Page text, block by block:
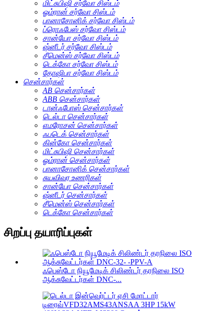
மிட்சுபிஷி சர்வோ சிஸ்டம்
ஓம்ரான் சர்வோ சிஸ்டம்
பானாசோனிக் சர்வோ சிஸ்டம்
ப்ரொஃபேஸ் சர்வோ சிஸ்டம்
சான்யோ சர்வோ சிஸ்டம்
ஷ்னீடர் சர்வோ சிஸ்டம்
சீமென்ஸ் சர்வோ சிஸ்டம்
டெக்கோ சர்வோ சிஸ்டம்
தோஷிபா சர்வோ சிஸ்டம்
சென்சார்கள்
AB சென்சார்கள்
ABB சென்சார்கள்
டான்ஃபோஸ் சென்சார்கள்
டெல்டா சென்சார்கள்
எமரோசன் சென்சார்கள்
ஃபடெக் சென்சார்கள்
கின்கோ சென்சார்கள்
மிட்சுபிஷி சென்சார்கள்
ஓம்ரான் சென்சார்கள்
பானாசோனிக் சென்சார்கள்
சுயவிவர உணரிகள்
சான்யோ சென்சார்கள்
ஷ்னீடர் சென்சார்கள்
சீமென்ஸ் சென்சார்கள்
டெக்கோ சென்சார்கள்
சிறப்பு தயாரிப்புகள்
ஃபெஸ்டோ நியூமேடிக் சிலிண்டர் தரநிலை ISO
ஆக்சுவேட்டர்கள் DNC-...